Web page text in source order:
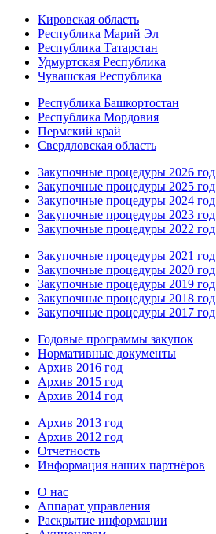
Кировская область
Республика Марий Эл
Республика Татарстан
Удмуртская Республика
Чувашская Республика
Республика Башкортостан
Республика Мордовия
Пермский край
Свердловская область
Закупочные процедуры 2026 год
Закупочные процедуры 2025 год
Закупочные процедуры 2024 год
Закупочные процедуры 2023 год
Закупочные процедуры 2022 год
Закупочные процедуры 2021 год
Закупочные процедуры 2020 год
Закупочные процедуры 2019 год
Закупочные процедуры 2018 год
Закупочные процедуры 2017 год
Годовые программы закупок
Нормативные документы
Архив 2016 год
Архив 2015 год
Архив 2014 год
Архив 2013 год
Архив 2012 год
Отчетность
Информация наших партнёров
О нас
Аппарат управления
Раскрытие информации